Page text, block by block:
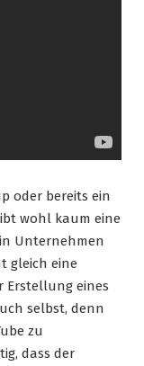
oder bereits ein
wohl kaum eine
Unternehmen
gleich eine
Erstellung eines
selbst, denn
zu
dass der